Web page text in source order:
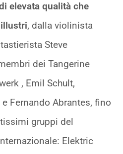
elevata qualità che
, dalla violinista
Steve
dei Tangerine
, Emil Schult,
Fernando Abrantes, fino
gruppi del
Elektric